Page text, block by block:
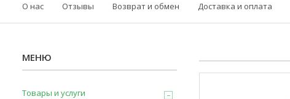
О нас Отзывы Возврат и обмен Доставка и оплата
Товары и услуги